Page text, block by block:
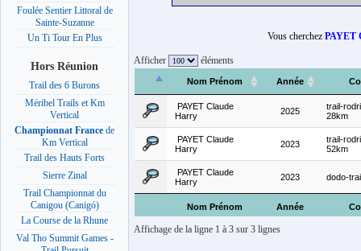
Foulée Sentier Littoral de
Sainte-Suzanne
Un Ti Tour En Plus
Hors Réunion
Trail des 6 Burons
Méribel Trails et Km
Vertical
Championnat France de
Km Vertical
Trail des Hauts Forts
Sierre Zinal
Trail Championnat du
Canigou (Canigó)
La Course de la Rhune
Val Tho Summit Games -
Vous cherchez PAYET
Afficher éléments
Nom Prénom Année
Nom Prénom Année
PAYET Claude
Harry
2025
trail-
28km
PAYET Claude
Harry
2023
trail-
52km
PAYET Claude
Harry
2023 dodo-
Affichage de la ligne 1 à 3 sur 3 lignes